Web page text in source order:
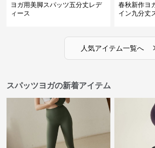
ヨガ用美脚スパッツ五分丈レデ
ィース
春秋新作ヨ
イン九分丈
人気アイテム一覧へ
スパッツヨガの新着アイテム